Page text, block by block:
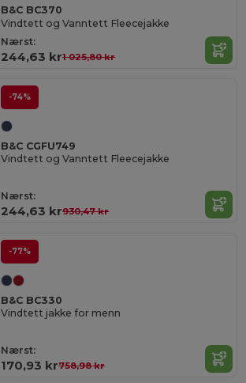
B&C BC370
Vindtett og Vanntett Fleecejakke
Nærst:
244,63 kr1 025,80 kr
-74%
B&C CGFU749
Vindtett og Vanntett Fleecejakke
Nærst:
244,63 kr930,47 kr
-77%
B&C BC330
Vindtett jakke for menn
Nærst:
170,93 kr758,98 kr